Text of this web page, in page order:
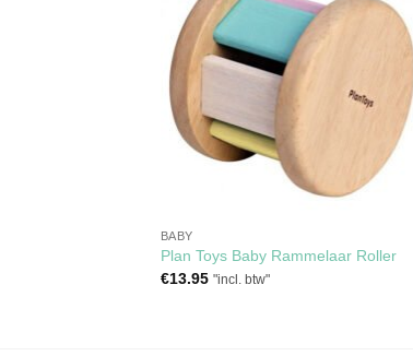
Toevoegen
verlanglijst
BABY
Plan Toys Baby Rammelaar Roller
€13.95 "incl. btw"